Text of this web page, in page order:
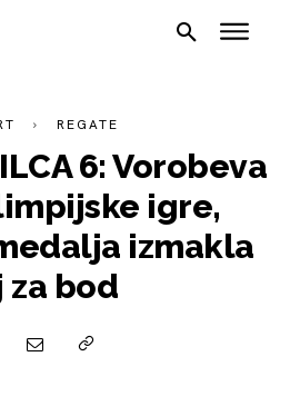
REGATE
6: Vorobeva
igre,
izmakla
za bod